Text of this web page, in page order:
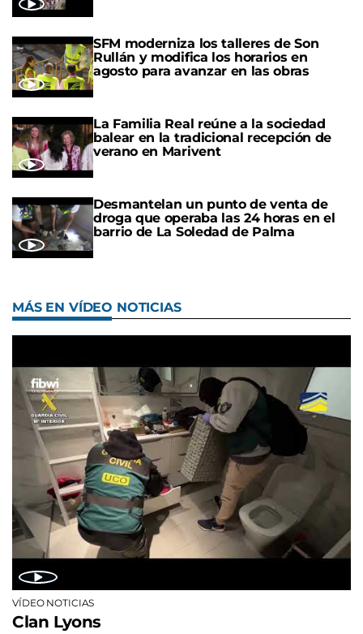
SFM moderniza los talleres de Son
Rullán y modifica los horarios en
agosto para avanzar en las obras
La Familia Real reúne a la sociedad
balear en la tradicional recepción de
verano en Marivent
Desmantelan un punto de venta de
droga que operaba las 24 horas en el
barrio de La Soledad de Palma
MÁS EN VÍDEO NOTICIAS
VÍDEO NOTICIAS
Clan Lyons